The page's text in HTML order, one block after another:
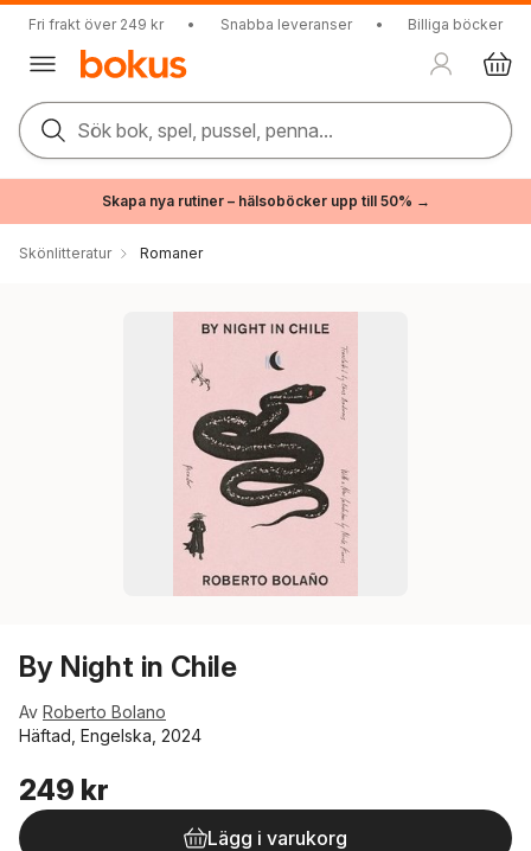
Fri frakt över 249 kr • Snabba leveranser • Billiga böcker
Sök bok, spel, pussel, penna...
Skapa nya rutiner – hälsoböcker upp till 50% →
Skönlitteratur Romaner
By Night in Chile
Av Roberto Bolano
Häftad, Engelska, 2024
249 kr
Lägg i varukorg